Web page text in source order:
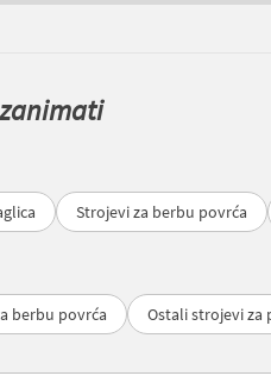
Strojevi za berbu povrća
berbu povrća Ostali strojevi